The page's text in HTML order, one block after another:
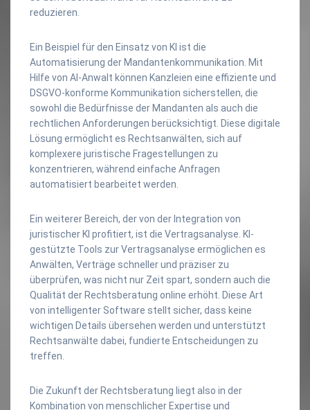
reduzieren.
Ein Beispiel für den Einsatz von KI ist die
Automatisierung der Mandantenkommunikation. Mit
Hilfe von AI-Anwalt können Kanzleien eine effiziente und
DSGVO-konforme Kommunikation sicherstellen, die
sowohl die Bedürfnisse der Mandanten als auch die
rechtlichen Anforderungen berücksichtigt. Diese digitale
Lösung ermöglicht es Rechtsanwälten, sich auf
komplexere juristische Fragestellungen zu
konzentrieren, während einfache Anfragen
automatisiert bearbeitet werden.
Ein weiterer Bereich, der von der Integration von
juristischer KI profitiert, ist die Vertragsanalyse. KI-
gestützte Tools zur Vertragsanalyse ermöglichen es
Anwälten, Verträge schneller und präziser zu
überprüfen, was nicht nur Zeit spart, sondern auch die
Qualität der Rechtsberatung online erhöht. Diese Art
von intelligenter Software stellt sicher, dass keine
wichtigen Details übersehen werden und unterstützt
Rechtsanwälte dabei, fundierte Entscheidungen zu
treffen.
Die Zukunft der Rechtsberatung liegt also in der
Kombination von menschlicher Expertise und